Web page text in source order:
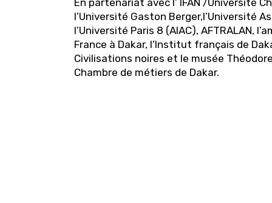
En partenariat avec l’ IFAN /Université
l’Université Gaston Berger,l’Université
l’Université Paris 8 (AIAC), AFTRALAN,
France à Dakar, l’Institut français de
Civilisations noires et le musée
Chambre de métiers de Dakar.